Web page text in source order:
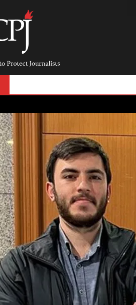
Committee
Protect
Journalists